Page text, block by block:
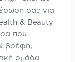
σας για
& Beauty
που
βρέφη,
ομάδα